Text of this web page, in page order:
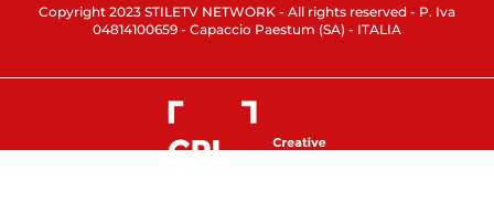
Copyright 2023 STILETV NETWORK - All rights reserved - P. Iva
04814100659 - Capaccio Paestum (SA) - ITALIA